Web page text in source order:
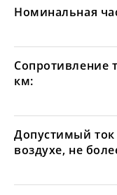
Номинальная
км:
Допустимый ток
воздухе, не